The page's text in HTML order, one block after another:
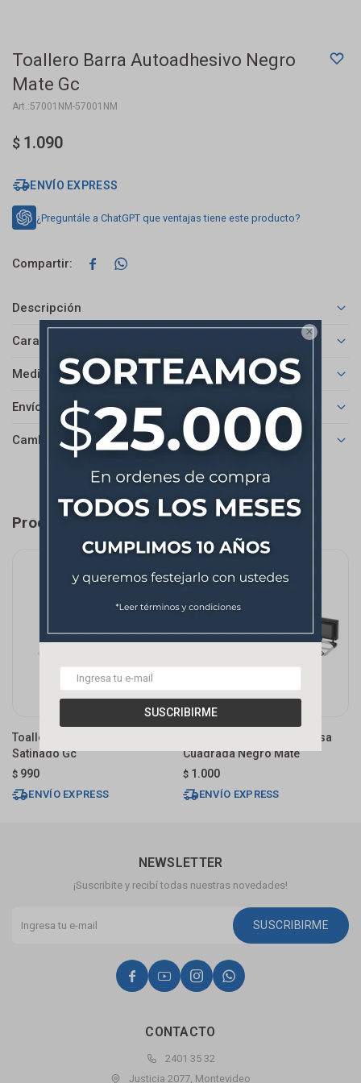

SUSCRIBIRME
Toallero Barra Autoadhesivo Negro
Mate Gc
57001NM-57001NM
$ 1.090
ENVÍO EXPRESS
¿Preguntále a ChatGPT que ventajas tiene este producto?
 
Descripción
Características
Medios de pago
Envíos
Cambios y Devoluciones
Productos que te pueden interesar
Toallero Barra Autoadhesivo
Satinado Gc
$ 990
ENVÍO EXPRESS
Toallero 45 Cm Con Ventosa
Cuadrada Negro Mate
$ 1.000
ENVÍO EXPRESS
CONTACTO
2401 35 32
Justicia 2077, Montevideo
NEWSLETTER
¡Suscribite y recibí todas nuestras novedades!
SUSCRIBIRME
   